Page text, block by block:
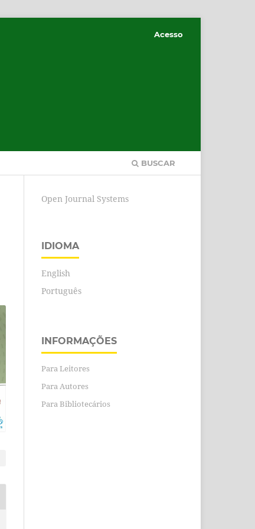
BUSCAR
Acesso
Open Journal Systems
IDIOMA
English
Português
INFORMAÇÕES
Para Leitores
Para Autores
Para Bibliotecários